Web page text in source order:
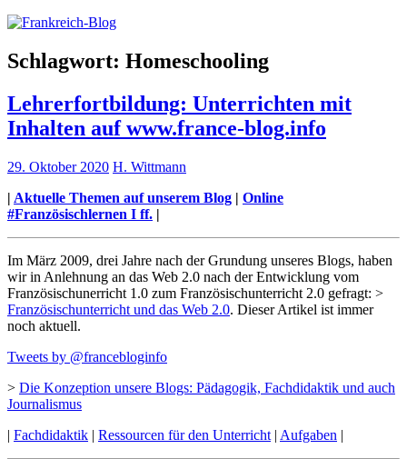
Schlagwort: Homeschooling
Lehrerfortbildung: Unterrichten mit
Inhalten auf www.france-blog.info
29. Oktober 2020 H. Wittmann
| Aktuelle Themen auf unserem Blog | Online
#Französischlernen I ff. |
Im März 2009, drei Jahre nach der Grundung unseres Blogs, haben
wir in Anlehnung an das Web 2.0 nach der Entwicklung vom
Französischunerricht 1.0 zum Französischunterricht 2.0 gefragt: >
Französischunterricht und das Web 2.0. Dieser Artikel ist immer
noch aktuell.
Tweets by @francebloginfo
> Die Konzeption unsere Blogs: Pädagogik, Fachdidaktik und auch
Journalismus
| Fachdidaktik | Ressourcen für den Unterricht | Aufgaben |